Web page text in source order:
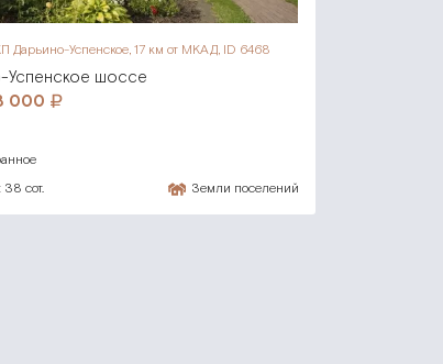
Дарьино-Успенское,17 км от МКАД, ID 6468
Успенское шоссе
000
38 сот. Земли поселений